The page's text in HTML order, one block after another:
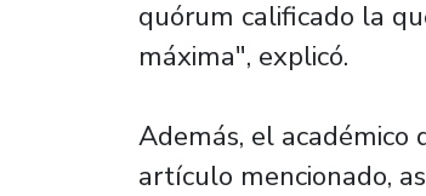
quórum calificado la
máxima", explicó.
Además, el académico
artículo mencionado,